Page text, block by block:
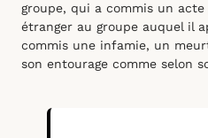
groupe, qui a commis un acte
étranger au groupe auquel il
commis une infamie, un
son entourage comme selon